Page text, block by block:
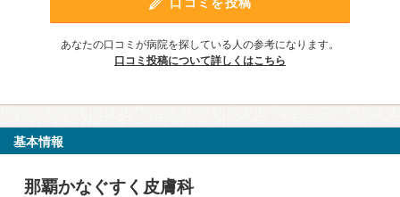
あなたの口コミが病院を探している人の参考になります。
口コミ投稿について詳しくはこちら
基本情報
那覇かなぐすく皮膚科